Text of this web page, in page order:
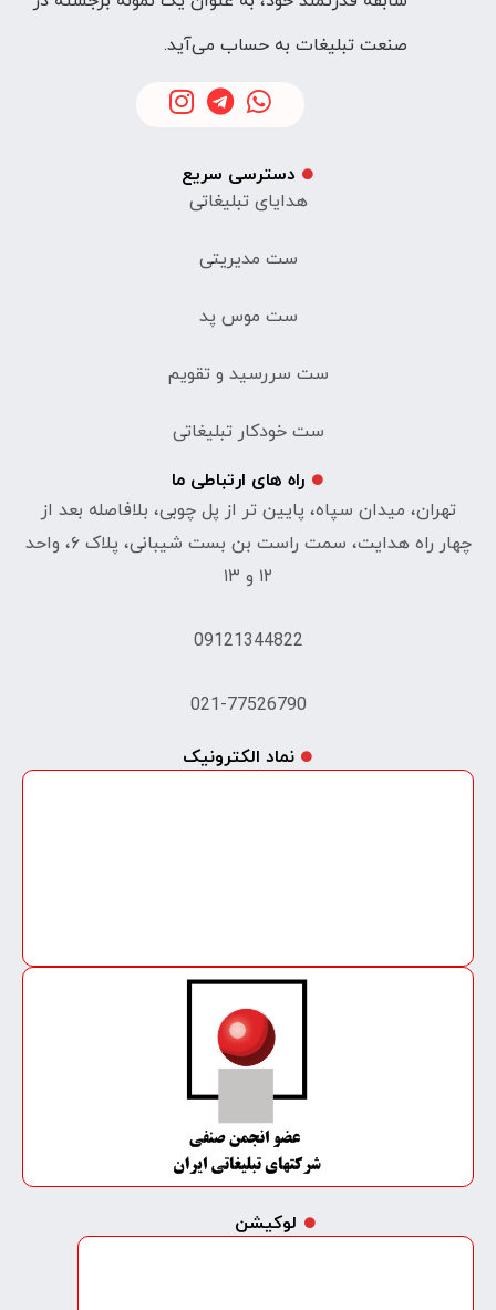
صنعت تبلیغات به حساب می‌آید.
دسترسی سریع
هدایای تبلیغاتی
ست مدیریتی
ست موس پد
ست سررسید و تقویم
ست خودکار تبلیغاتی
راه های ارتباطی ما
تهران، میدان سپاه، پایین تر از پل چوبی، بلافاصله بعد از
چهار راه هدایت، سمت راست بن بست شیبانی، پلاک ۶، واحد
۱۲ و ۱۳
09121344822
021-77526790
نماد الکترونیک
لوکیشن